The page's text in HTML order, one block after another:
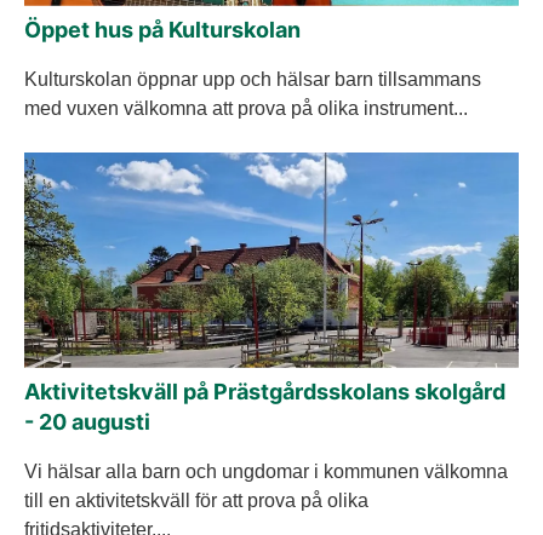
Öppet hus på Kulturskolan
Kulturskolan öppnar upp och hälsar barn tillsammans
med vuxen välkomna att prova på olika instrument...
Aktivitetskväll på Prästgårdsskolans skolgård
- 20 augusti
Vi hälsar alla barn och ungdomar i kommunen välkomna
till en aktivitetskväll för att prova på olika
fritidsaktiviteter....